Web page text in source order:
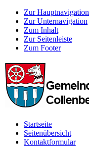
Zur Hauptnavigation
Zur Unternavigation
Zum Inhalt
Zur Seitenleiste
Zum Footer
Startseite
Seitenübersicht
Kontaktformular